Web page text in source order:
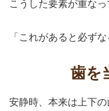
こうした要素が重な
「これがあると必ず
歯を
安静時、本来は上下の